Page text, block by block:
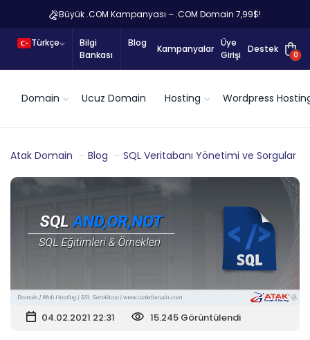
Büyük .COM Kampanyası – .COM Domain 7,99$!
Türkçe
Bilgi
Bankası
Blog
Kampanyalar
Üye
Girişi
Destek
0
Domain Ucuz Domain Hosting Wordpress
Atak Domain Blog SQL Veritabanı Yönetimi ve Sorgular
04.02.2021 22:31 15.245 Görüntülendi